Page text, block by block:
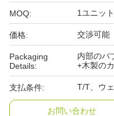
MOQ: 1ユニッ
価格: 交渉可能
Packaging
Details:
内部のバ
+木製の
支払条件: T/T、ウ
お問い合わせ